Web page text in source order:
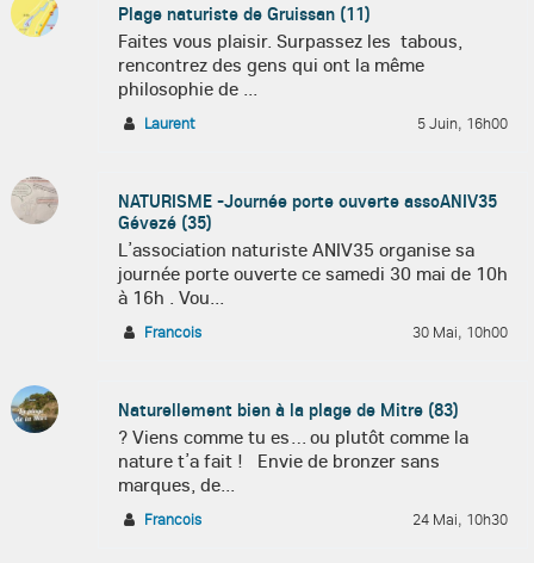
Plage naturiste de Gruissan (11)
Faites vous plaisir. Surpassez les tabous,
rencontrez des gens qui ont la même
philosophie de ...
Laurent 5 Juin, 16h00
NATURISME -Journée porte ouverte assoANIV35
Gévezé (35)
L’association naturiste ANIV35 organise sa
journée porte ouverte ce samedi 30 mai de 10h
à 16h . Vou...
Francois 30 Mai, 10h00
Naturellement bien à la plage de Mitre (83)
? Viens comme tu es… ou plutôt comme la
nature t’a fait ! Envie de bronzer sans
marques, de...
Francois 24 Mai, 10h30